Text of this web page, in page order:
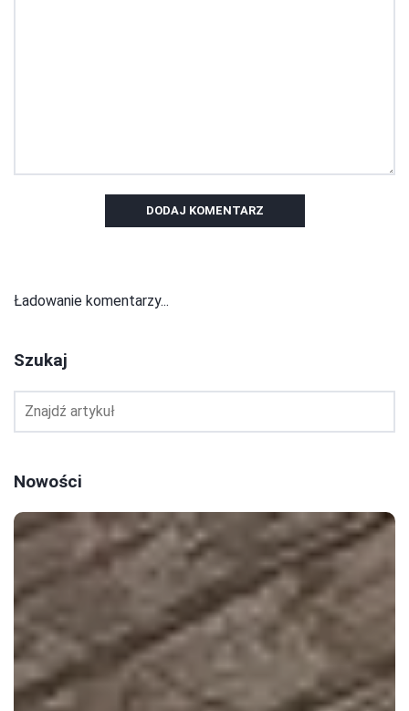
DODAJ KOMENTARZ
Ładowanie komentarzy...
Szukaj
Nowości